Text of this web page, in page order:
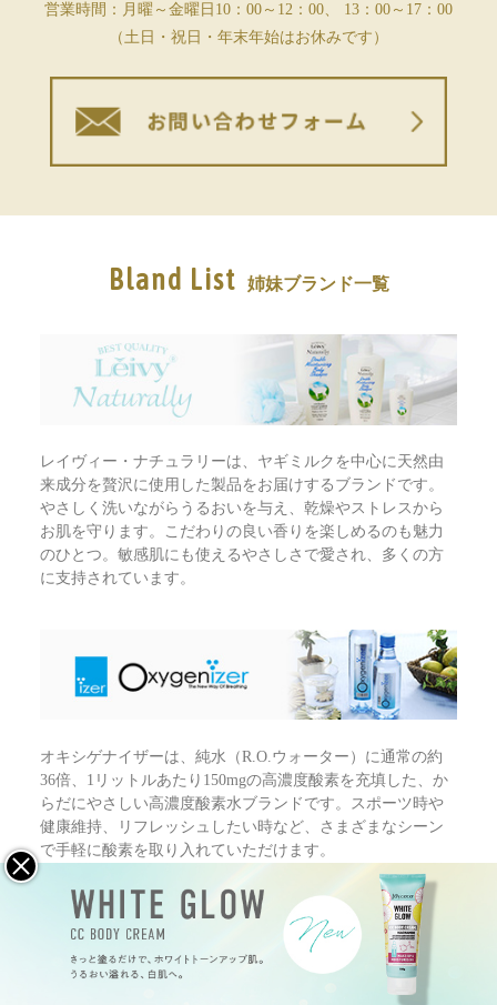
営業時間：月曜～金曜日10：00～12：00、 13：00～17：00
（土日・祝日・年末年始はお休みです）
Bland List 姉妹ブランド一覧
レイヴィー・ナチュラリーは、ヤギミルクを中心に天然由
来成分を贅沢に使用した製品をお届けするブランドです。
やさしく洗いながらうるおいを与え、乾燥やストレスから
お肌を守ります。こだわりの良い香りを楽しめるのも魅力
のひとつ。敏感肌にも使えるやさしさで愛され、多くの方
に支持されています。
オキシゲナイザーは、純水（R.O.ウォーター）に通常の約
36倍、1リットルあたり150mgの高濃度酸素を充填した、か
らだにやさしい高濃度酸素水ブランドです。スポーツ時や
健康維持、リフレッシュしたい時など、さまざまなシーン
で手軽に酸素を取り入れていただけます。
スキンケア